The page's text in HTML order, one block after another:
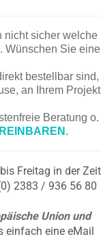
nicht sicher welche
Wünschen Sie eine
bestellbar sind,
an Ihrem Projekt
Beratung o.
Freitag in der Zeit
2383 / 936 56 80
Union und
einfach eine eMail